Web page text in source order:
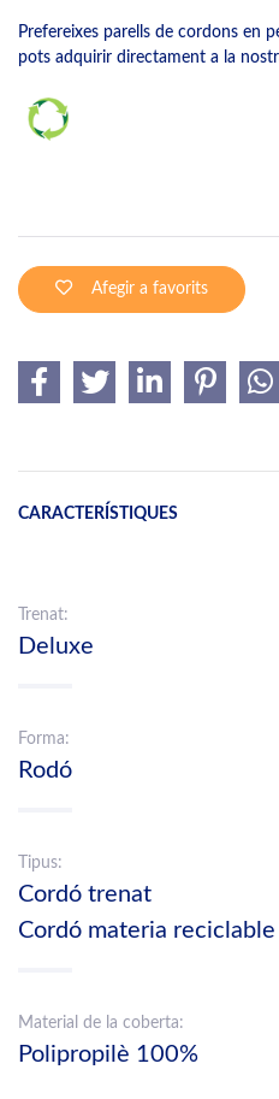
Prefereixes parells de cordons en
pots adquirir directament a la
Afegir a favorits
CARACTERÍSTIQUES
Trenat:
Deluxe
Forma:
Rodó
Tipus:
Cordó trenat
Cordó materia reciclable
Material de la coberta:
Polipropilè 100%